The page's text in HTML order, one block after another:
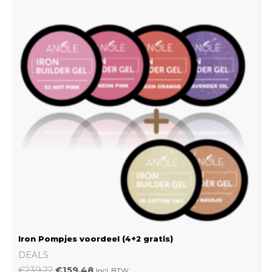
Iron Pompjes voordeel (4+2 gratis)
DEALS